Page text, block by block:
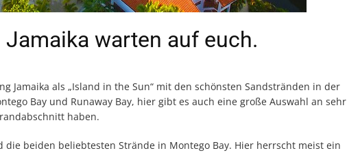
warten auf euch.
Jamaika als „Island in the Sun“ mit den schönsten Sandstränden in der
Bay und Runaway Bay, hier gibt es auch eine große Auswahl an sehr
haben.
die beiden beliebtesten Strände in Montego Bay. Hier herrscht meist ein